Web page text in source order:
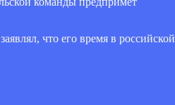
что его время в российской